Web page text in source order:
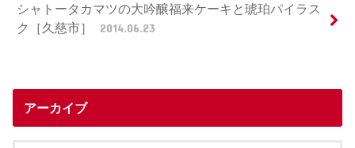
シャトータカマツの大吟醸福来ケーキと琥珀パイラス
ク［久慈市］
2014.06.23
アーカイブ